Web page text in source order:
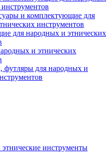
и комплектующие для
инструментов
для народных и этнических
и этнических
футляры для народных и
инструменты